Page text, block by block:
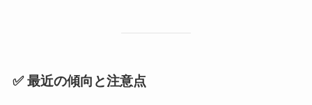
✅ 最近の傾向と注意点